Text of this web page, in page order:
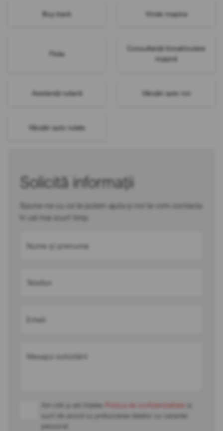
Buy-back Vinde mașina
Flote
Consultanță înmatriculare
mașină
Asistență rutieră Vânzări auto noi
Vânzări auto rulate
Solicită informații
Spune-ne cu ce te putem ajuta și noi te vom contacta
în cel mai scurt timp
Nume și prenume
Telefon
Email
Mesajul solicitării
Am citit și am înțeles Politica de confidențialitate
sunt de acord cu prelucrarea datelor cu caracter
personal